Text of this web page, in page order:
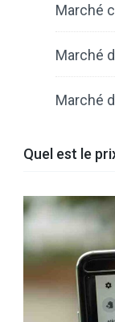
Marché
Marché
Marché
Quel est le